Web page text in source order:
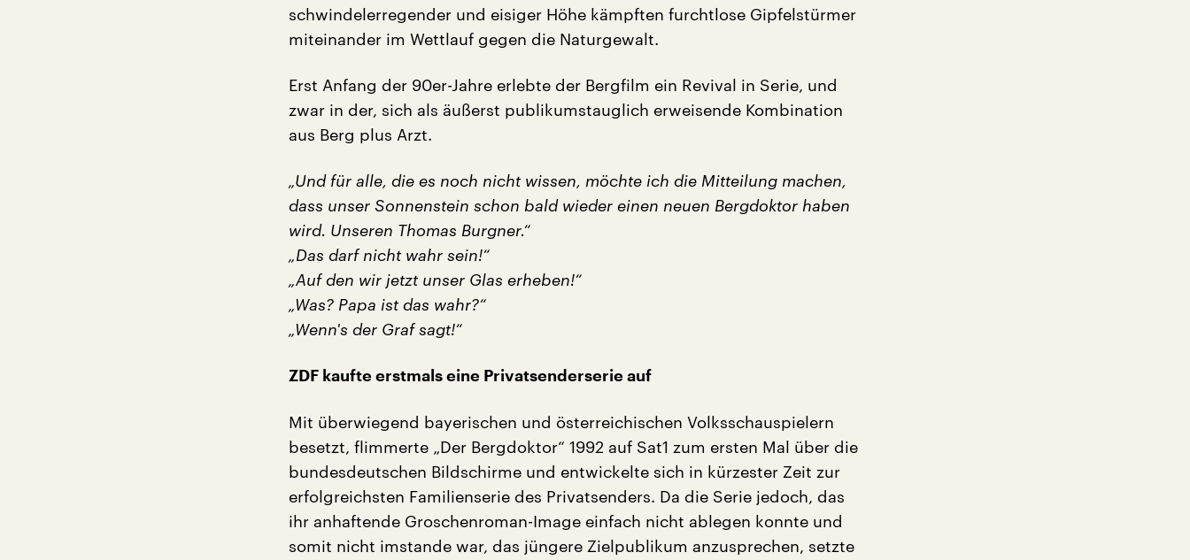
schwindelerregender und eisiger Höhe kämpften furchtlose Gipfelstürmer
miteinander im Wettlauf gegen die Naturgewalt.
Erst Anfang der 90er-Jahre erlebte der Bergfilm ein Revival in Serie, und
zwar in der, sich als äußerst publikumstauglich erweisende Kombination
aus Berg plus Arzt.
„Und für alle, die es noch nicht wissen, möchte ich die Mitteilung machen,
dass unser Sonnenstein schon bald wieder einen neuen Bergdoktor haben
wird. Unseren Thomas Burgner.“
„Das darf nicht wahr sein!“
„Auf den wir jetzt unser Glas erheben!“
„Was? Papa ist das wahr?“
„Wenn's der Graf sagt!“
ZDF kaufte erstmals eine Privatsenderserie auf
Mit überwiegend bayerischen und österreichischen Volksschauspielern
besetzt, flimmerte „Der Bergdoktor“ 1992 auf Sat1 zum ersten Mal über die
bundesdeutschen Bildschirme und entwickelte sich in kürzester Zeit zur
erfolgreichsten Familienserie des Privatsenders. Da die Serie jedoch, das
ihr anhaftende Groschenroman-Image einfach nicht ablegen konnte und
somit nicht imstande war, das jüngere Zielpublikum anzusprechen, setzte